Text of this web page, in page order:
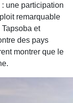
une participation
remarquable
et
des pays
montrer que le